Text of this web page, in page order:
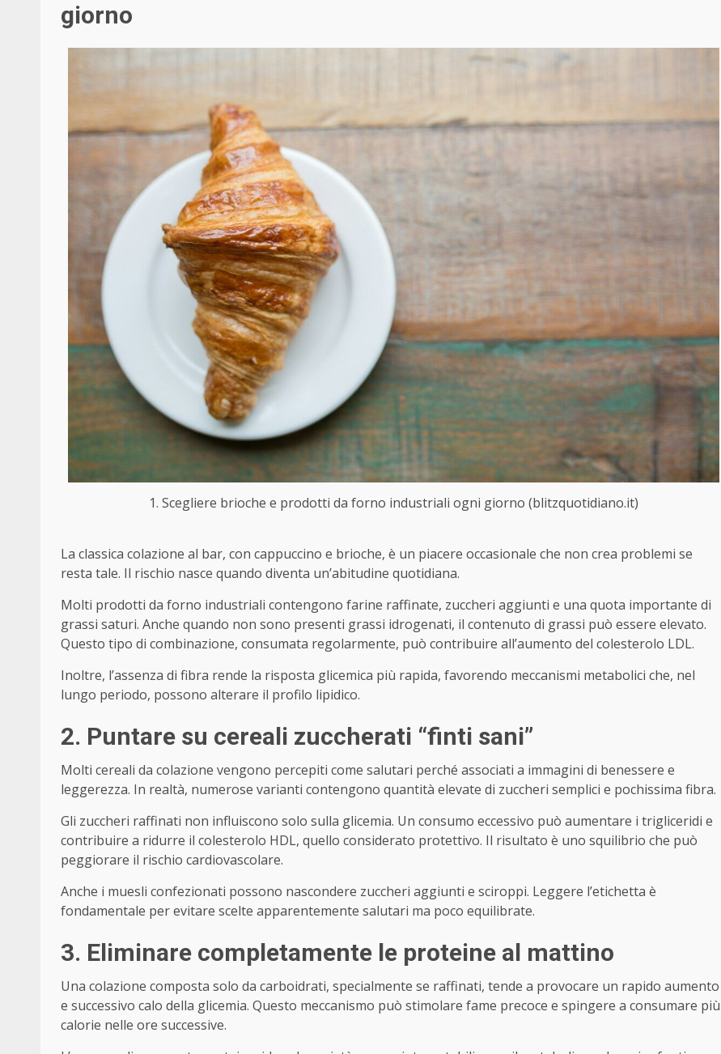
giorno
1. Scegliere brioche e prodotti da forno industriali ogni giorno (blitzquotidiano.it)
La classica colazione al bar, con cappuccino e brioche, è un piacere occasionale che non crea problemi se
resta tale. Il rischio nasce quando diventa un’abitudine quotidiana.
Molti prodotti da forno industriali contengono farine raffinate, zuccheri aggiunti e una quota importante di
grassi saturi. Anche quando non sono presenti grassi idrogenati, il contenuto di grassi può essere elevato.
Questo tipo di combinazione, consumata regolarmente, può contribuire all’aumento del colesterolo LDL.
Inoltre, l’assenza di fibra rende la risposta glicemica più rapida, favorendo meccanismi metabolici che, nel
lungo periodo, possono alterare il profilo lipidico.
2. Puntare su cereali zuccherati “finti sani”
Molti cereali da colazione vengono percepiti come salutari perché associati a immagini di benessere e
leggerezza. In realtà, numerose varianti contengono quantità elevate di zuccheri semplici e pochissima fibra.
Gli zuccheri raffinati non influiscono solo sulla glicemia. Un consumo eccessivo può aumentare i trigliceridi e
contribuire a ridurre il colesterolo HDL, quello considerato protettivo. Il risultato è uno squilibrio che può
peggiorare il rischio cardiovascolare.
Anche i muesli confezionati possono nascondere zuccheri aggiunti e sciroppi. Leggere l’etichetta è
fondamentale per evitare scelte apparentemente salutari ma poco equilibrate.
3. Eliminare completamente le proteine al mattino
Una colazione composta solo da carboidrati, specialmente se raffinati, tende a provocare un rapido aumento
e successivo calo della glicemia. Questo meccanismo può stimolare fame precoce e spingere a consumare più
calorie nelle ore successive.